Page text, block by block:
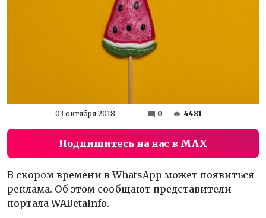
03 октября 2018 0 4481
Подпишитесь на нас в MAX
В скором времени в WhatsApp может появиться
реклама. Об этом сообщают представители
портала WABetaInfo.